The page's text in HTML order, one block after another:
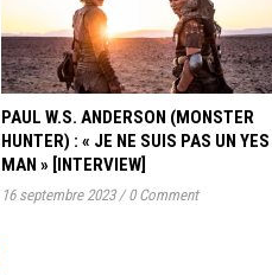
PAUL W.S. ANDERSON (MONSTER
HUNTER) : « JE NE SUIS PAS UN YES
MAN » [INTERVIEW]
16 septembre 2023 / 0 Comment